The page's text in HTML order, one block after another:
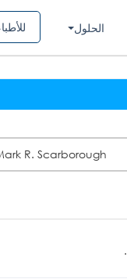
الحلول
R. Scarborough